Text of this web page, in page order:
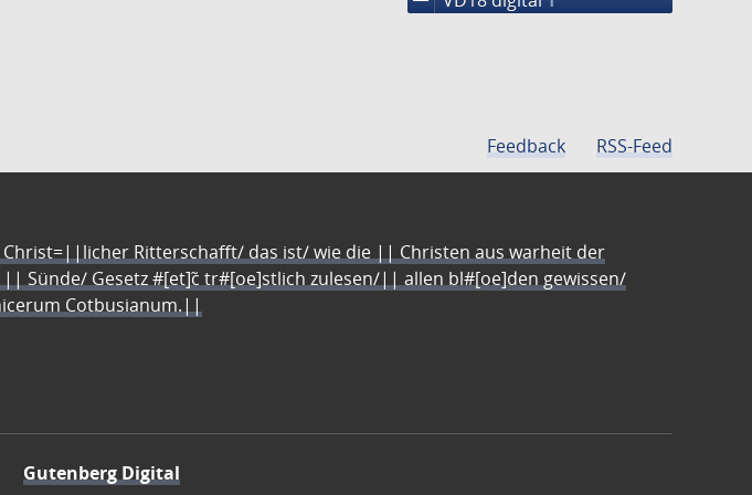
Feedback RSS-Feed
Ritterschafft/ das ist/ wie die || Christen aus warheit der
Sünde/ Gesetz #[et]c̃ tr#[oe]stlich zulesen/|| allen bl#[oe]den gewissen/
Cotbusianum.||
Gutenberg Digital